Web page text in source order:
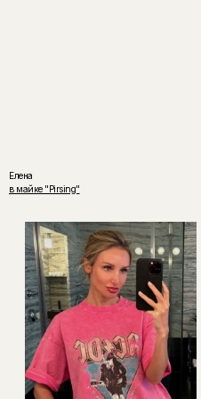
Елена
в майке "Pirsing"